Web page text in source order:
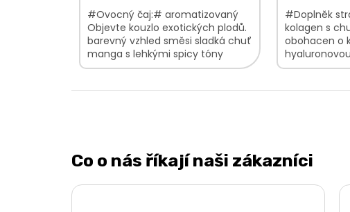
#Ovocný čaj:# aromatizovaný
Objevte kouzlo exotických plodů.
barevný vzhled směsi sladká chuť
manga s lehkými spicy tóny
jemná vůně s kořeněným
#Doplněk
kolagen s
obohacen o
péče o
Co o nás říkají naši zákazníci